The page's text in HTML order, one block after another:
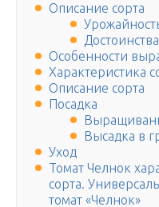
Описание сорта
Особенности
Характеристика
Описание сорта
Посадка
Высадка в
Уход
Томат Челнок
сорта.
томат «Челнок»